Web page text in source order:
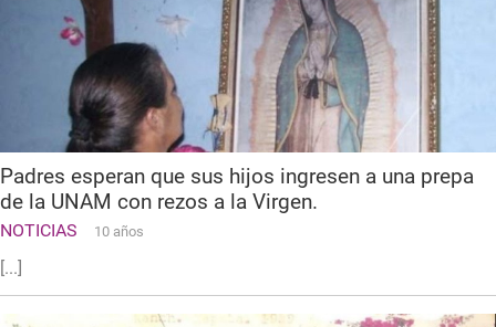
Padres esperan que sus hijos ingresen a una prepa
de la UNAM con rezos a la Virgen.
NOTICIAS 10 años
[...]